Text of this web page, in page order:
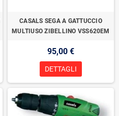
CASALS SEGA A GATTUCCIO
MULTIUSO ZIBELLINO VSS620EM
95,00 €
DETTAGLI